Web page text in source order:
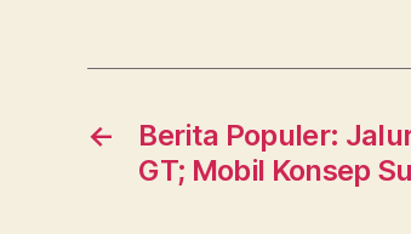
←
Berita Populer:
GT; Mobil Konsep